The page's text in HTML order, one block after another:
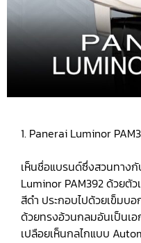
1. Panerai Luminor
เห็นชื่อแบรนด์ซึ่งสวนทาง
Luminor PAM392 ด้วยตั
สีดำ ประกอบไปด้วยเข็มบ
ด้วยทรงอ้วนกลมอันเป็นเ
เปลือยเห็นกลไกแบบ